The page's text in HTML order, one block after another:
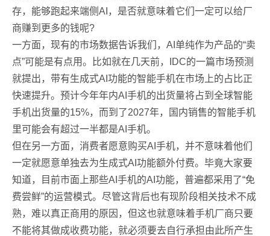
存，能够跑起来端侧AI，是否就意味着它们一定可以给厂
商赚到更多的钱呢?
一方面，现有的市场数据告诉我们，AI单纯作为产品的“卖
点”可能是有点用。比如就在几天前，IDC的一篇市场预测
就提出，带有生成式AI功能的智能手机在市场上的占比正
快速提升。预计今年年内AI手机的出货量将占到全球智能
手机出货量的15%，而到了2027年，国内销售的智能手机
里可能会有超过一半都是AI手机。
但在另一方面，消费者愿意购买AI手机，并不意味着他们
一定就愿意单独去为生成式AI功能额外付费。毕竟大家要
知道，目前市面上那些AI手机的AI功能，普遍都采用了“免
费尝鲜”的运营模式。尽管这背后也有现阶段相关技术不成
熟，难以真正商用的原因，但这也就意味着手机厂商只要
不能将其做成收费功能，就必须要去自行承担由此所产生